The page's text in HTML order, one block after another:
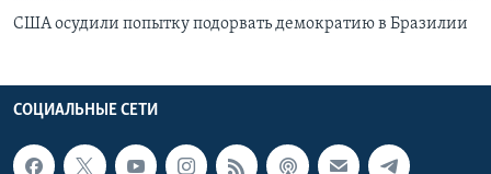
США осудили попытку подорвать демократию в Бразилии
СОЦИАЛЬНЫЕ СЕТИ